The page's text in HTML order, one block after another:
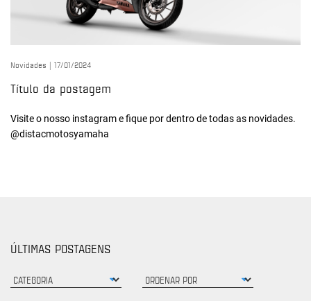
Novidades | 17/01/2024
Título da postagem
Visite o nosso instagram e fique por dentro de todas as novidades.
@distacmotosyamaha
ÚLTIMAS POSTAGENS